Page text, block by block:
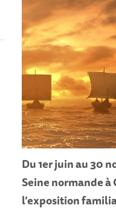
Du 1er juin au 30
Seine normande
l’exposition